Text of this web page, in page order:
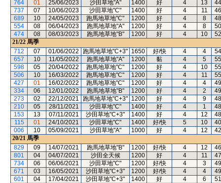
764
01 25/06/2023 沙田草地"A" 1400 好 4 13
44
737
07 10/06/2023 沙田草地"C" 1400 好 4 11
46
689
10 24/05/2023 跑馬地草地"C" 1200 好 4 8
48
554
08 06/04/2023 跑馬地草地"A" 1200 好 4 8
50
474
08 08/03/2023 跑馬地草地"B" 1200 好 4 10
52
21/22 馬季
712
07 01/06/2022 跑馬地草地"C+3" 1650 好/快 4 4
54
657
10 11/05/2022 跑馬地草地"A" 1200 黏 4 5
55
598
05 20/04/2022 跑馬地草地"C" 1200 好 4 10
55
506
10 16/03/2022 跑馬地草地"C" 1200 好 4 11
55
427
01 16/02/2022 跑馬地草地"C" 1200 好 4 4
49
334
06 12/01/2022 跑馬地草地"B" 1200 好 4 2
49
273
02 22/12/2021 跑馬地草地"C+3" 1200 好 4 9
48
210
05 28/11/2021 沙田草地"C" 1400 好 4 1
48
153
13 07/11/2021 沙田草地"C+3" 1400 好 4 12
48
115
01 24/10/2021 沙田草地"C" 1400 好/快 5 10
40
006
10 05/09/2021 沙田草地"A" 1000 好 4 12
42
20/21 馬季
829
09 14/07/2021 跑馬地草地"B" 1200 好/快 4 12
46
801
04 04/07/2021 沙田全天候 1200 好 4 11
47
734
06 06/06/2021 沙田草地"C" 1200 好/快 4 3
49
671
03 16/05/2021 沙田草地"C+3" 1200 好/快 4 4
49
601
04 17/04/2021 沙田草地"C+3" 1400 好 4 6
51